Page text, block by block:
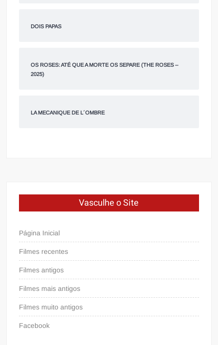
DOIS PAPAS
OS ROSES: ATÉ QUE A MORTE OS SEPARE (THE ROSES –
2025)
LA MECANIQUE DE L´OMBRE
Vasculhe o Site
Página Inicial
Filmes recentes
Filmes antigos
Filmes mais antigos
Filmes muito antigos
Facebook